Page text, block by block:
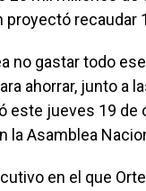
proyectó
no gastar todo
ahorrar, junto a
este jueves 19 de
la Asamblea
en el que